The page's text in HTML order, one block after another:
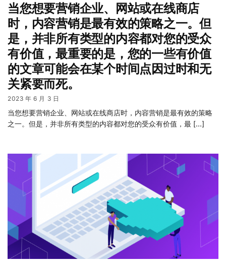
当您想要营销企业、网站或在线商店
时，内容营销是最有效的策略之一。但
是，并非所有类型的内容都对您的受众
有价值，最重要的是，您的一些有价值
的文章可能会在某个时间点因过时和无
关紧要而死。
2023 年 6 月 3 日
当您想要营销企业、网站或在线商店时，内容营销是最有效的策略
之一。但是，并非所有类型的内容都对您的受众有价值，最 […]